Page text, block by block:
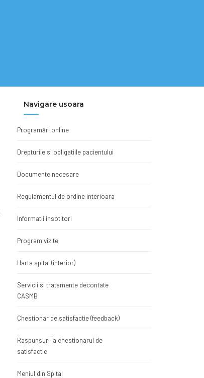
Navigare usoara
Programări online
Drepturile si obligatiile pacientului
Documente necesare
Regulamentul de ordine interioara
Informatii insotitori
Program vizite
Harta spital (interior)
Servicii si tratamente decontate
CASMB
Chestionar de satisfactie (feedback)
Raspunsuri la chestionarul de
satisfactie
Meniul din Spital